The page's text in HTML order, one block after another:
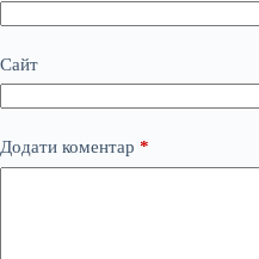
Сайт
Додати коментар *